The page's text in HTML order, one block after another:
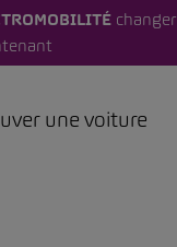
changer
une voiture